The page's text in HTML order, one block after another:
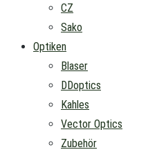
CZ
Sako
Optiken
Blaser
DDoptics
Kahles
Vector Optics
Zubehör